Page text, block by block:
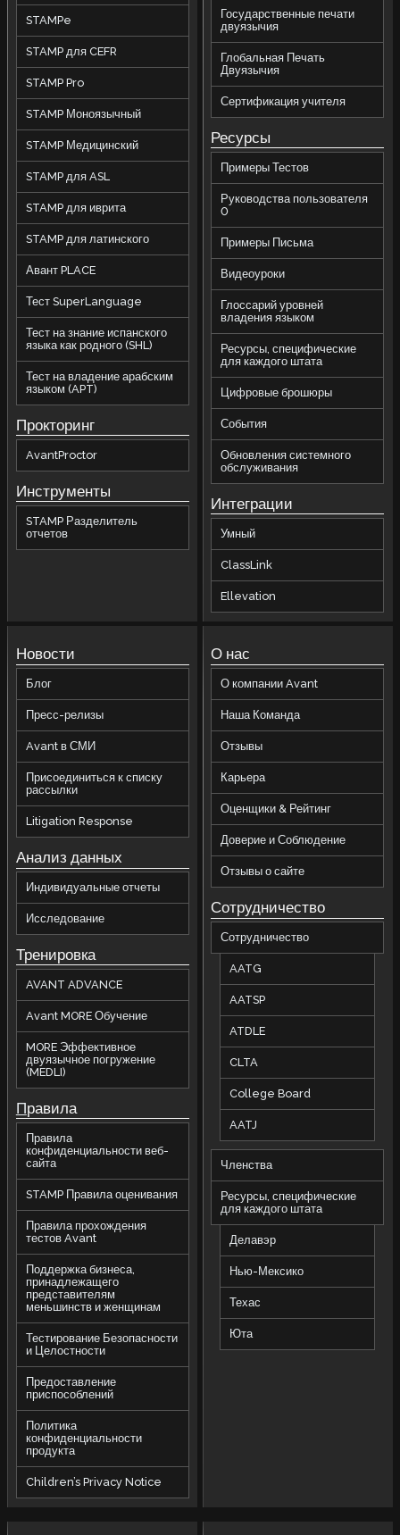
STAMPe
STAMP для CEFR
STAMP Pro
STAMP Моноязычный
STAMP Медицинский
STAMP для ASL
STAMP для иврита
STAMP для латинского
Авант PLACE
Тест SuperLanguage
Тест на знание испанского
языка как родного (SHL)
Тест на владение арабским
языком (APT)
Прокторинг
AvantProctor
Инструменты
STAMP Разделитель
отчетов
Государственные печати
двуязычия
Глобальная Печать
Двуязычия
Сертификация учителя
Ресурсы
Примеры Тестов
Руководства пользователя
0
Примеры Письма
Видеоуроки
Глоссарий уровней
владения языком
Ресурсы, специфические
для каждого штата
Цифровые брошюры
События
Обновления системного
обслуживания
Интеграции
Умный
ClassLink
Ellevation
Новости
Блог
Пресс-релизы
Avant в СМИ
Присоединиться к списку
рассылки
Litigation Response
Анализ данных
Индивидуальные отчеты
Исследование
Тренировка
AVANT ADVANCE
Avant MORE Обучение
MORE Эффективное
двуязычное погружение
(MEDLI)
Правила
Правила
конфиденциальности веб-
сайта
STAMP Правила оценивания
Правила прохождения
тестов Avant
Поддержка бизнеса,
принадлежащего
представителям
меньшинств и женщинам
Тестирование Безопасности
и Целостности
Предоставление
приспособлений
Политика
конфиденциальности
продукта
Children’s Privacy Notice
О нас
О компании Avant
Наша Команда
Отзывы
Карьера
Оценщики & Рейтинг
Доверие и Соблюдение
Отзывы о сайте
Сотрудничество
Сотрудничество
AATG
AATSP
ATDLE
CLTA
College Board
AATJ
Членства
Ресурсы, специфические
для каждого штата
Делавэр
Нью-Мексико
Техас
Юта